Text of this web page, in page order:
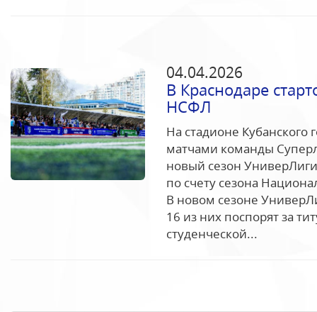
04.04.2026
В Краснодаре
НСФЛ
На стадионе Кубанского
матчами команды
новый сезон
по счету сезона
В новом сезоне
16 из них поспорят за
студенческой...